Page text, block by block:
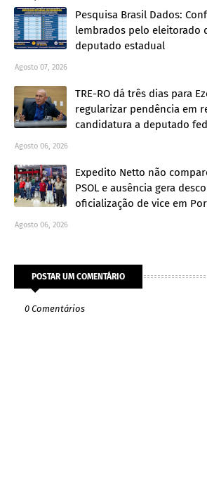
Pesquisa Brasil Dados:
lembrados pelo eleitorado
deputado estadual
Agosto 07, 2026
TRE-RO dá três dias para
regularizar pendência em
candidatura a deputado
Agosto 06, 2026
Expedito Netto não
PSOL e ausência gera
oficialização de vice em
Agosto 06, 2026
POSTAR UM COMENTÁRIO
0 Comentários